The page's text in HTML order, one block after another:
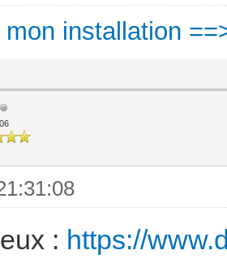
installation
: https://